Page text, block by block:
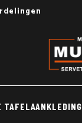
TAFELAANKLEDING